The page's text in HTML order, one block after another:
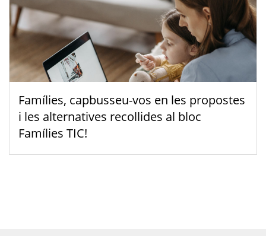
Famílies, capbusseu-vos en les propostes
i les alternatives recollides al bloc
Famílies TIC!